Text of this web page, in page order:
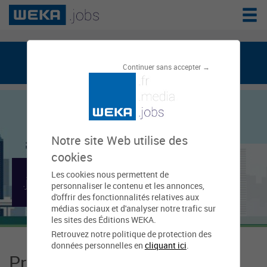
Continuer sans accepter →
Notre site Web utilise des
cookies
Les cookies nous permettent de
personnaliser le contenu et les annonces,
d'offrir des fonctionnalités relatives aux
médias sociaux et d'analyser notre trafic sur
les sites des Éditions WEKA.
Retrouvez notre politique de protection des
données personnelles en cliquant ici.
weka.jobs, le réseau de l'emploi public
Communauté
d'Agglomération du
Grand Châlon